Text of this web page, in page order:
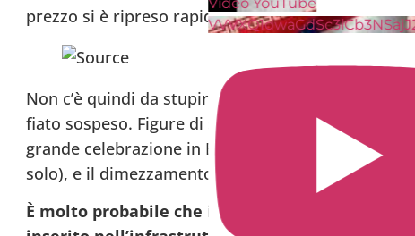
prezzo si è ripreso rapidamente e
Non c’è quindi da stupirsi se la comunità si sta
fiato sospeso. Figure di spicco del settore si
grande celebrazione in Bitcoin” con copertura
solo), e il dimezzamento non è previsto prima di
È molto probabile che il 2024 sarà ricordato